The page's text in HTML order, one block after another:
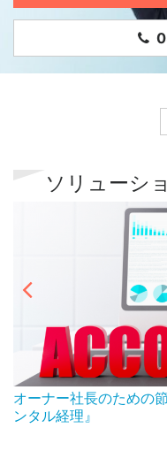
ソリューシ
オーナー社長のための
ンタル経理』